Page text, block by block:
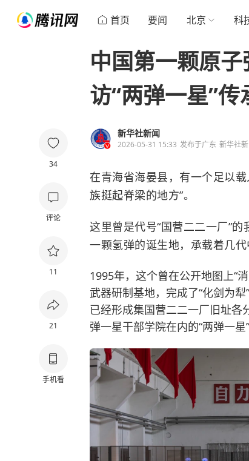
首页 要闻 北京 科
34
评论
11
21
手机看
中国第一颗原
访“两弹一星”传
新华社新闻
2026-05-31 15:33 发布于广东 新华社
在青海省海晏县，有一个足以
族挺起脊梁的地方”。
这里曾是代号“国营二二一厂”
一颗氢弹的诞生地，承载着几代
1995年，这个曾在公开地图上“
武器研制基地，完成了“化剑为
已经形成集国营二二一厂旧址各
弹一星干部学院在内的“两弹一